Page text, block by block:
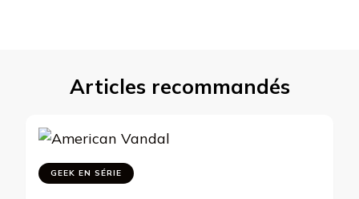
Articles recommandés
GEEK EN SÉRIE